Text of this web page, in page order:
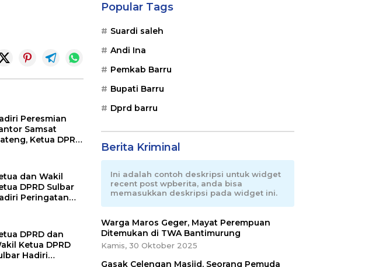
Peresmian
Samsat
Ketua DPRD
Maksimal
dan Wakil
DPRD Sulbar
Peringatan
DPRD dan
Ketua DPRD
Hadiri
Popular Tags
Suardi saleh
Andi Ina
Pemkab Barru
Bupati Barru
Dprd barru
Berita Kriminal
Ini adalah contoh deskripsi untuk widget
recent post wpberita, anda bisa
memasukkan deskripsi pada widget ini.
Warga Maros Geger, Mayat Perempuan
Ditemukan di TWA Bantimurung
Kamis, 30 Oktober 2025
Gasak Celengan Masjid, Seorang Pemuda